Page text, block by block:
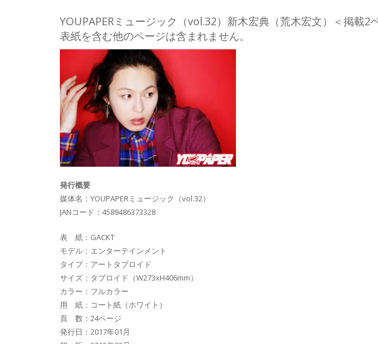
YOUPAPERミュージック（vol.32）新木宏典（荒木宏文）＜掲載2
表紙を含む他のページは含まれません。
発行概要
媒体名：YOUPAPERミュージック（vol.32）
JANコード：4589486373328
表 紙：GACKT
モデル：エンターテインメント
タイプ：アートタブロイド
サイズ：タブロイド（W273xH406mm）
カラー：フルカラー
用 紙：コート紙（ホワイト）
頁 数：24ページ
発行日：2017年01月